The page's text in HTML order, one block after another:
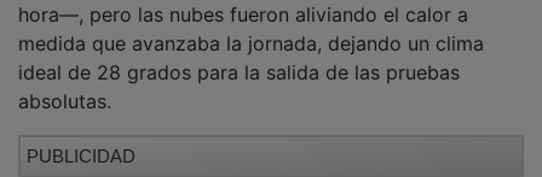
hora—, pero las nubes fueron aliviando el calor a
medida que avanzaba la jornada, dejando un clima
ideal de 28 grados para la salida de las pruebas
absolutas.
PUBLICIDAD